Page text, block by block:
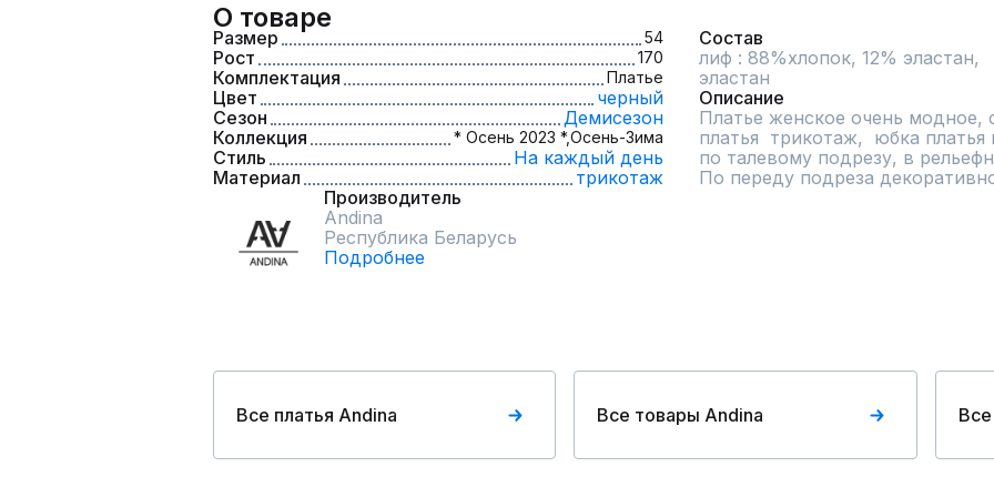
О товаре
Размер 54
Рост 170
Комплектация Платье
Цвет
черный
Сезон
Демисезон
Коллекция
* Осень 2023 *,Осень-Зима
Стиль
На каждый день
Материал
трикотаж
Производитель
Andina
Республика Беларусь
Подробнее
Состав
лиф : 88%хлопок, 12% эластан,
эластан
Описание
Платье женское очень модное,
платья  трикотаж,  юбка
по талевому подрезу, в
По переду подреза
Все платья Andina Все товары Andina